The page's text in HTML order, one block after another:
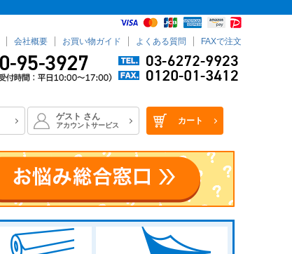
会社概要 お買い物ガイド よくある質問 FAXで注文
ゲスト さん
アカウントサービス カート